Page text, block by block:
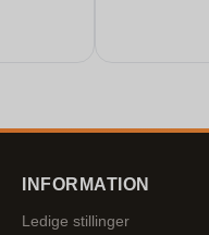
INFORMATION
Ledige stillinger